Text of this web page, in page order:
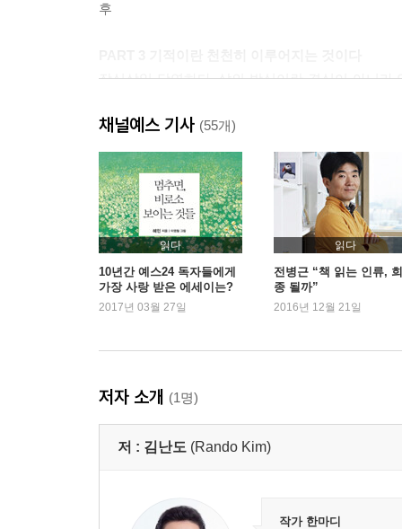
후
작심삼일 당연하다, 삶의 방식이란 결심이 아니
사용법 | 그대 생활의 라임은 무엇인가? | 기적이
PART 4 ‘내일’이 이끄는 삶, ‘내 일’이 이끄는 삶
네가 내린 결정으로 삶을 인도하라 | ‘내일’이 이
스펙이 아닌, 그대만의 이야기를 만들어가라 | 20
그대에게 | 인생의 정점을 생각하다
에필로그 | 사랑하는 나의 아들아
채널예스 기사 (55개)
읽다
10년간 예스24 독자들에게
가장 사랑 받은 에세이는?
2017년 03월 27일
읽다
전병근 “책 읽는 인류,
종 될까”
2016년 12월 21일
저자 소개 (1명)
저 : 김난도 (Rando Kim)
작가 한마디